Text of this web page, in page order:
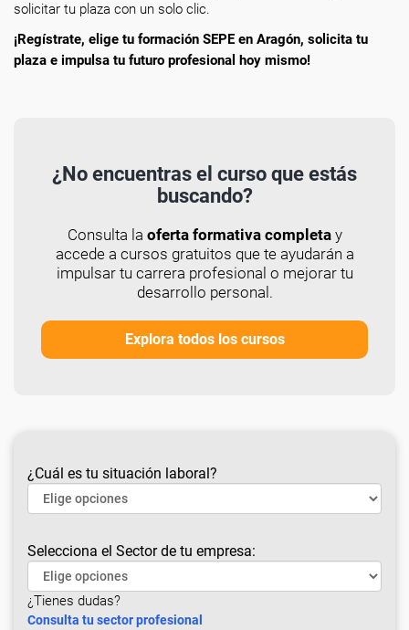
solicitar tu plaza con un solo clic.
¡Regístrate, elige tu formación SEPE en Aragón, solicita tu
plaza e impulsa tu futuro profesional hoy mismo!
¿No encuentras el curso que estás
buscando?
Consulta la oferta formativa completay
accede a cursos gratuitos que te ayudarán a
impulsar tu carrera profesional o mejorar tu
desarrollo personal.
Explora todos los cursos
¿Cuál es tu situación laboral?
Selecciona el Sector de tu empresa:
¿Tienes dudas?
Consulta tu sector profesional